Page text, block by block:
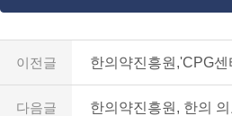
이전글 한의약진흥원,'CPG
다음글 한의약진흥원, 한의